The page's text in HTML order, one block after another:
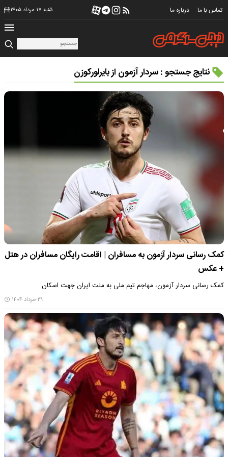
تماس با ما درباره ما شنبه ۱۷ مرداد ۱۴۰۵
نتایج جستجو : سردار آزمون از بایرلورکوزن
کمک رسانی سردار آزمون به مسافران | اقامت رایگان مسافران در هتل
+ عکس
کمک رسانی سردار آزمون، مهاجم تیم ملی به ملت ایران جهت اسکان
۲۹ خرداد ۱۴۰۴